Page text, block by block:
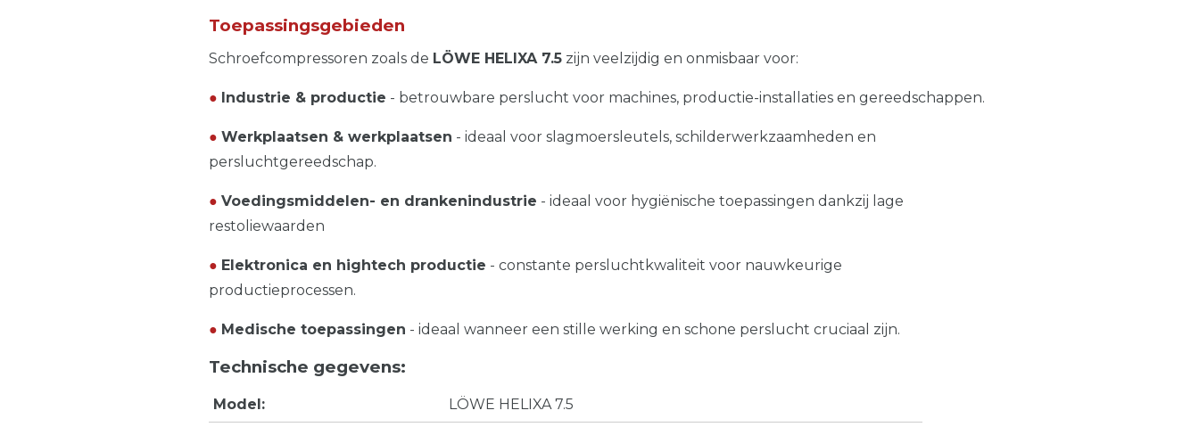
Toepassingsgebieden
Schroefcompressoren zoals de LÖWE HELIXA7.5 zijn veelzijdig en onmisbaar voor:
● Industrie & productie - betrouwbare perslucht voor machines, productie-installaties en gereedschappen.
● Werkplaatsen & werkplaatsen - ideaal voor slagmoersleutels, schilderwerkzaamheden en
persluchtgereedschap.
● Voedingsmiddelen- en drankenindustrie - ideaal voor hygiënische toepassingen dankzij lage
restoliewaarden
● Elektronica en hightech productie - constante persluchtkwaliteit voor nauwkeurige
productieprocessen.
● Medische toepassingen - ideaal wanneer een stille werking en schone perslucht cruciaal zijn.
Technische gegevens:
Model: LÖWE HELIXA 7.5